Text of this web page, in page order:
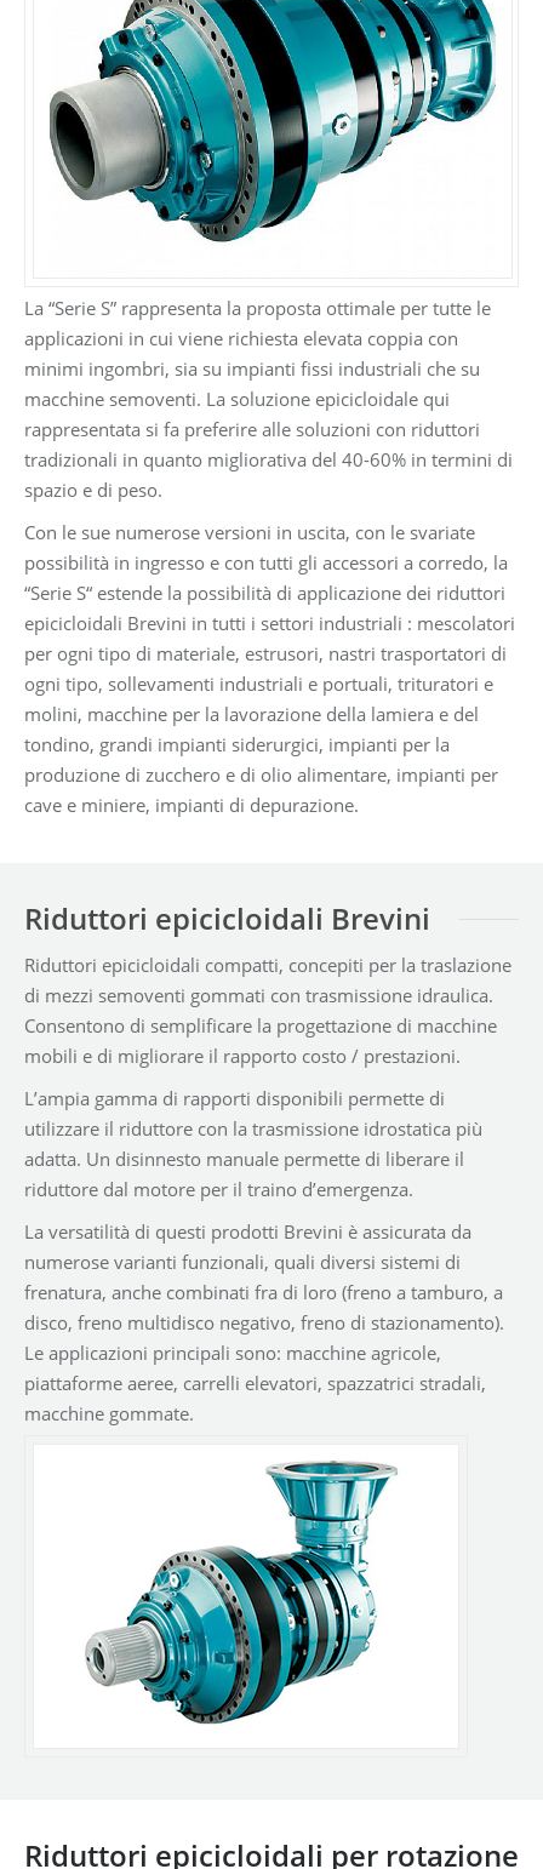
La “Serie S” rappresenta la proposta ottimale per tutte le
applicazioni in cui viene richiesta elevata coppia con
minimi ingombri, sia su impianti fissi industriali che su
macchine semoventi. La soluzione epicicloidale qui
rappresentata si fa preferire alle soluzioni con riduttori
tradizionali in quanto migliorativa del 40-60% in termini di
spazio e di peso.
Con le sue numerose versioni in uscita, con le svariate
possibilità in ingresso e con tutti gli accessori a corredo, la
“Serie S“ estende la possibilità di applicazione dei riduttori
epicicloidali Brevini in tutti i settori industriali : mescolatori
per ogni tipo di materiale, estrusori, nastri trasportatori di
ogni tipo, sollevamenti industriali e portuali, trituratori e
molini, macchine per la lavorazione della lamiera e del
tondino, grandi impianti siderurgici, impianti per la
produzione di zucchero e di olio alimentare, impianti per
cave e miniere, impianti di depurazione.
Riduttori epicicloidali Brevini
Riduttori epicicloidali compatti, concepiti per la traslazione
di mezzi semoventi gommati con trasmissione idraulica.
Consentono di semplificare la progettazione di macchine
mobili e di migliorare il rapporto costo / prestazioni.
L’ampia gamma di rapporti disponibili permette di
utilizzare il riduttore con la trasmissione idrostatica più
adatta. Un disinnesto manuale permette di liberare il
riduttore dal motore per il traino d’emergenza.
La versatilità di questi prodotti Brevini è assicurata da
numerose varianti funzionali, quali diversi sistemi di
frenatura, anche combinati fra di loro (freno a tamburo, a
disco, freno multidisco negativo, freno di stazionamento).
Le applicazioni principali sono: macchine agricole,
piattaforme aeree, carrelli elevatori, spazzatrici stradali,
macchine gommate.
Riduttori epicicloidali per rotazione